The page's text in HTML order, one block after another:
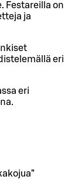
Festareilla on
ja
eri
eri